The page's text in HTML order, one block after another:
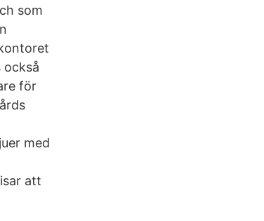
som
för
med
att